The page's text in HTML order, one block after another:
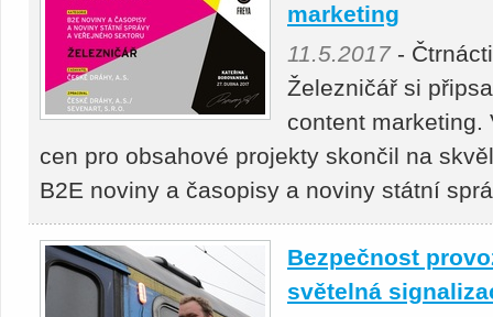
marketing
11.5.2017-
Železničář si
content
cen pro obsahové projekty skončil na
B2E noviny a časopisy a noviny státní
Bezpečnost
světelná